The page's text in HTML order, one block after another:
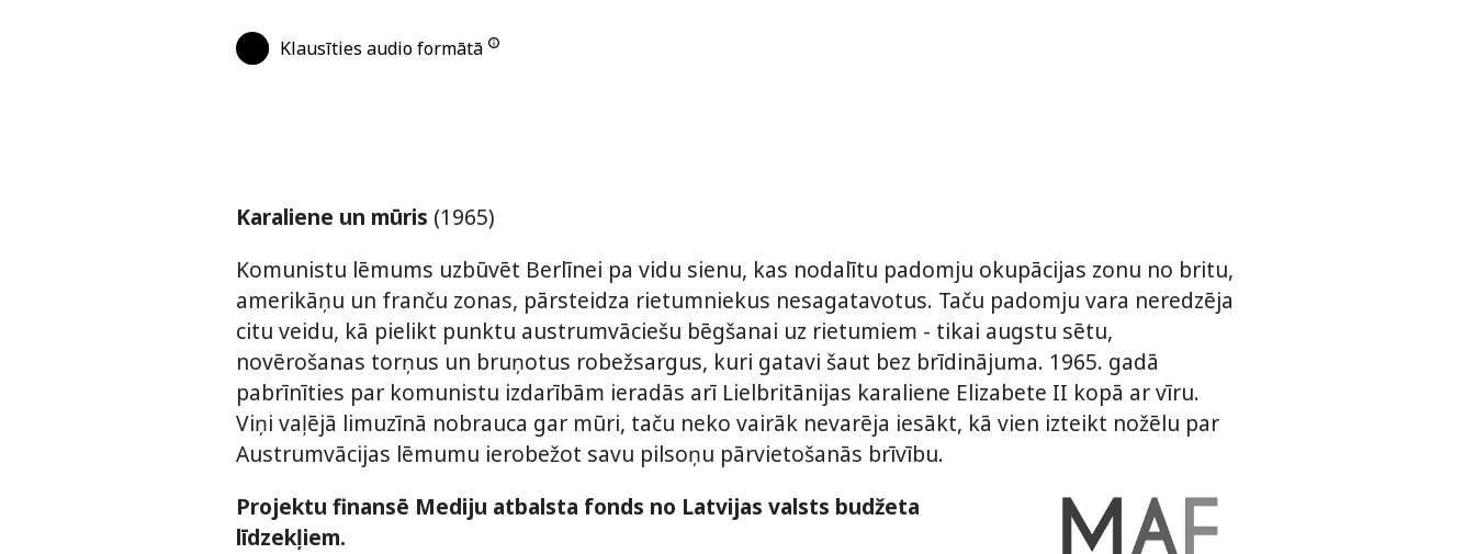
Klausīties audio formātā
Karaliene un mūris (1965)
Komunistu lēmums uzbūvēt Berlīnei pa vidu sienu, kas nodalītu padomju okupācijas zonu no britu,
amerikāņu un franču zonas, pārsteidza rietumniekus nesagatavotus. Taču padomju vara neredzēja
citu veidu, kā pielikt punktu austrumvāciešu bēgšanai uz rietumiem - tikai augstu sētu,
novērošanas torņus un bruņotus robežsargus, kuri gatavi šaut bez brīdinājuma. 1965. gadā
pabrīnīties par komunistu izdarībām ieradās arī Lielbritānijas karaliene Elizabete II kopā ar vīru.
Viņi vaļējā limuzīnā nobrauca gar mūri, taču neko vairāk nevarēja iesākt, kā vien izteikt nožēlu par
Austrumvācijas lēmumu ierobežot savu pilsoņu pārvietošanās brīvību.
Projektu finansē Mediju atbalsta fonds no Latvijas valsts budžeta
līdzekļiem.